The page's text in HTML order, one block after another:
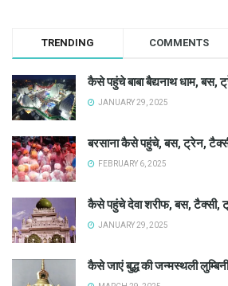
TRENDING COMMENTS
कैसे पहुंचे बाबा बैद्यनाथ धाम, बस,
JANUARY 29, 2025
बरसाना कैसे पहुंचे, बस, ट्रेन,
FEBRUARY 6, 2025
कैसे पहुंचे देवा शरीफ, बस, टैक्सी,
JANUARY 29, 2025
कैसे जाएं बुद्ध की जन्मस्थली